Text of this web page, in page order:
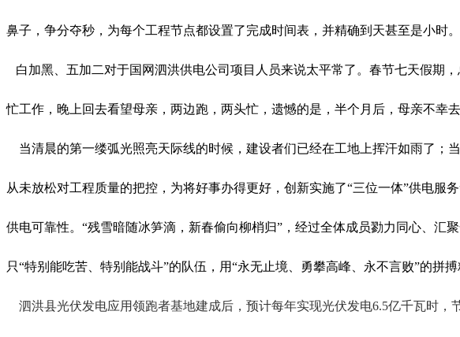
鼻子，争分夺秒， 为每个工程节点都设置了完成时间表，并精确到天甚至是小时。
白加黑、五加二对于国网泗洪供电公司 项目人员来说太平常了。 春节七天假期，
忙工作，晚上回去看望母亲，两边跑，两头忙 ， 遗憾的是，半个月后，母亲不幸
当清晨的第一缕弧光照亮天际线的时候， 建设者们已经在工地上挥汗如雨了；
从未放松对工程质量的把控，为将好事办得更好，创新实施了“三位一体”供电
供电可靠性。 “残雪暗随冰笋滴，新春偷向柳梢归”，经过全体成员勠力同心、 汇聚
只“特别能吃苦、特别能战斗”的队伍，用“永无止境、勇攀高峰、永不言败”的拼搏
泗洪县光伏发电应用领跑者基地建成后，预计每年实现光伏发电6.5亿千瓦时，